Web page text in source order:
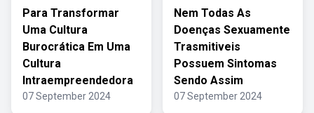
Para Transformar
Uma Cultura
Burocrática Em Uma
Cultura
Intraempreendedora
07 September 2024
Nem Todas As
Doenças Sexuamente
Trasmitiveis
Possuem Sintomas
Sendo Assim
07 September 2024